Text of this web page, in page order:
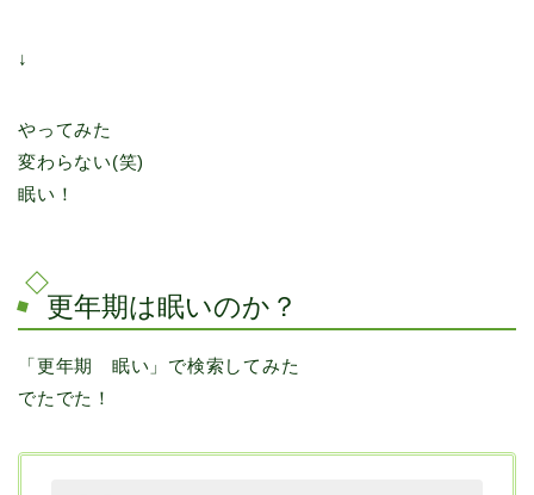
↓
やってみた
変わらない(笑)
眠い！
更年期は眠いのか？
「更年期 眠い」で検索してみた
でたでた！